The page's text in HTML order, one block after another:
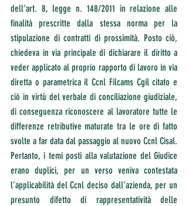
dell’art. 8, legge n. 148/2011 in relazione alle
finalità prescritte dalla stessa norma per la
stipulazione di contratti di prossimità. Posto ciò,
chiedeva in via principale di dichiarare il diritto a
veder applicato al proprio rapporto di lavoro in via
diretta o parametrica il Ccnl Filcams Cgil citato e
ciò in virtù del verbale di conciliazione giudiziale,
di conseguenza riconoscere al lavoratore tutte le
differenze retributive maturate tra le ore di fatto
svolte a far data dal passaggio al nuovo Ccnl Cisal.
Pertanto, i temi posti alla valutazione del Giudice
erano duplici, per un verso veniva contestata
l’applicabilità del Ccnl deciso dall’azienda, per un
presunto difetto di rappresentatività delle